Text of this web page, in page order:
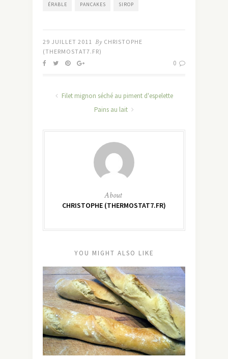
ÉRABLE PANCAKES SIROP
29 JUILLET 2011 By CHRISTOPHE
(THERMOSTAT7.FR)
0
Filet mignon séché au piment d'espelette
Pains au lait
About
CHRISTOPHE (THERMOSTAT7.FR)
YOU MIGHT ALSO LIKE